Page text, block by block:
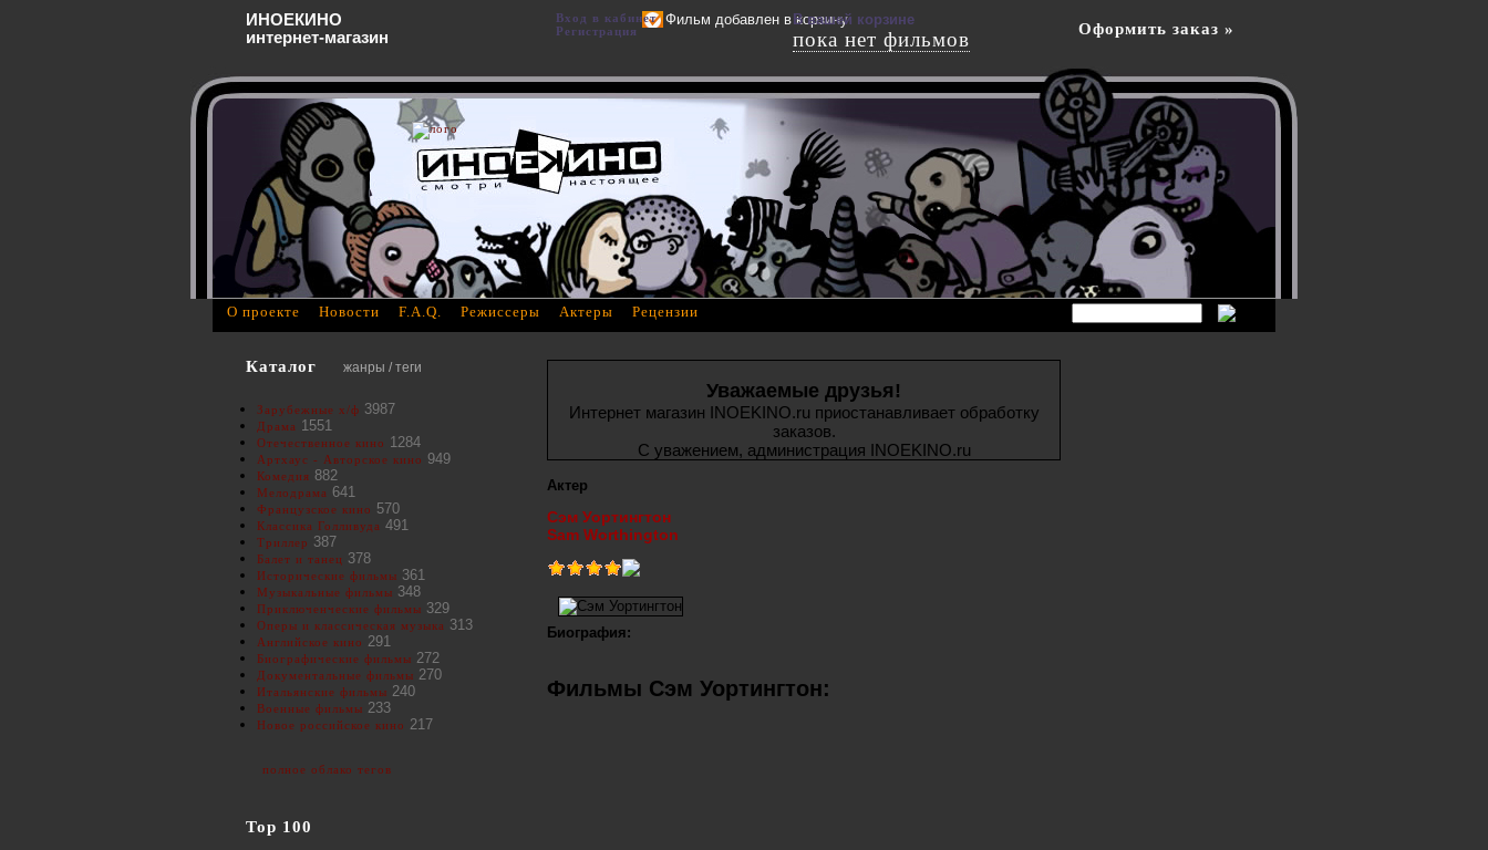
Уважаемые друзья!
Интернет магазин INOEKINO.ru приостанавливает обработку
заказов.
С уважением, администрация INOEKINO.ru
Актер
Сэм Уортингтон
Sam Worthington
Биография:
Фильмы Сэм Уортингтон:
Каталог жанры / теги
Зарубежные х/ф 3987
Драма 1551
Отечественное кино 1284
Артхаус - Авторское кино 949
Комедия 882
Мелодрама 641
Французское кино 570
Классика Голливуда 491
Триллер 387
Балет и танец 378
Исторические фильмы 361
Музыкальные фильмы 348
Приключенческие фильмы 329
Оперы и классическая музыка 313
Английское кино 291
Биографические фильмы 272
Документальные фильмы 270
Итальянские фильмы 240
Военные фильмы 233
Новое российское кино 217
полное облако тегов
Top 100
О проекте Новости F.A.Q. Режиссеры Актеры Рецензии
Фильм добавлен в корзину
ИНОЕКИНО
интернет-магазин
Вход в кабинет
Регистрация
В вашей корзине
пока нет фильмов Оформить заказ »